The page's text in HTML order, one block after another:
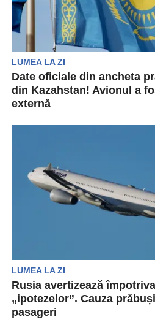
LUMEA LA ZI
Date oficiale din ancheta
din Kazahstan! Avionul a
externă
LUMEA LA ZI
Rusia avertizează
„ipotezelor”. Cauza
pasageri